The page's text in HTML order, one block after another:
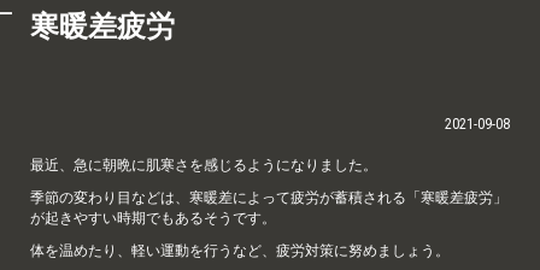
寒暖差疲労
2021-09-08
最近、急に朝晩に肌寒さを感じるようになりました。
季節の変わり目などは、寒暖差によって疲労が蓄積される「寒暖差疲労」
が起きやすい時期でもあるそうです。
体を温めたり、軽い運動を行うなど、疲労対策に努めましょう。